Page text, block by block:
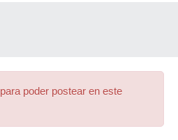
para poder postear en este